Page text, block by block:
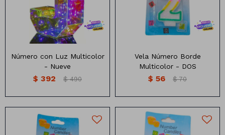
Número con Luz Multicolor
- Nueve
$ 392 $ 490
Vela Número Borde
Multicolor - DOS
$ 56 $ 70